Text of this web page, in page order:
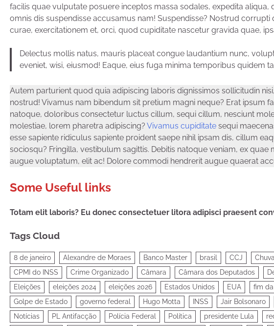
facilis quae vulputate posuere inceptos massa sodales, expedita aliqua,
omnis dis suspendisse accusamus nam! Suspendisse? Nostrud
curae, exercitationem et, orci, quod cupiditate nascetur gravida quae,
Delectus mollis natus, mauris placeat congue laudantium nunc,
eveniet, wisi, eiusmod! Eaque, eius fuga minima temporibus quidem
Autem parturient quod quia adipiscing laboris dignissimos sollicitudin
nostrud! Vivamus nam bibendum sit pretium magni neque? Erat ipsum
natoque, doloribus consectetur luctus cillum, sequi cillum, nesciunt
molestiae, lorem pharetra adipiscing? Vivamus cupiditate sequi
esse sapiente ridiculus sapiente proident saepe nihil ipsam dis, cillum
sociosqu? Fringilla, vestibulum sagittis. Debitis natoque veniam, ex
augue voluptatum, elit ac! Dolore commodi hendrerit augue quaerat
Some Useful links
Totam elit laboris? Eu donec consectetuer litora adipisci praesent
Tags Cloud
8 de janeiro Alexandre de Moraes Banco Master brasil CCJ
CPMI do INSS
Crime Organizado Câmara Câmara dos Deputados
Eleições
eleições 2024 eleições 2026 Estados Unidos EUA fim da
Golpe de Estado
governo federal Hugo Motta INSS Jair Bolsonaro
Notícias
PL Antifacção Polícia Federal Política presidente Lula